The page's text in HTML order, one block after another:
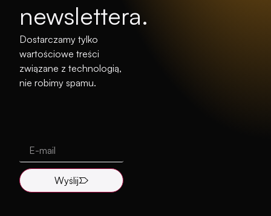
newslettera.
Dostarczamy tylko
wartościowe treści
związane z technologią,
nie robimy spamu.
Wyślij